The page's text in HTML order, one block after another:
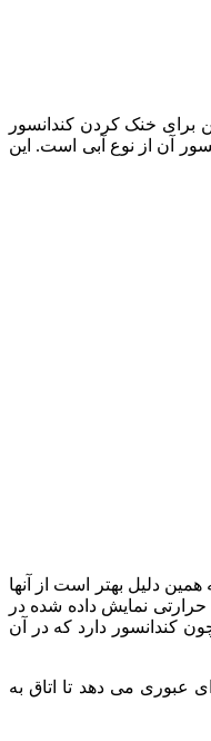
برای خنک کردن کندانسور
آن از نوع آبی است. این
دلیل بهتر است از آنها
نمایش داده شده در
کندانسور دارد که در آن
عبوری می دهد تا اتاق به